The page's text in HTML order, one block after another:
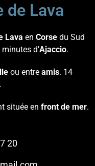
de Lava
Lava en Corse du Sud
d’Ajaccio.
ou entre amis. 14
située en front de mer.
20